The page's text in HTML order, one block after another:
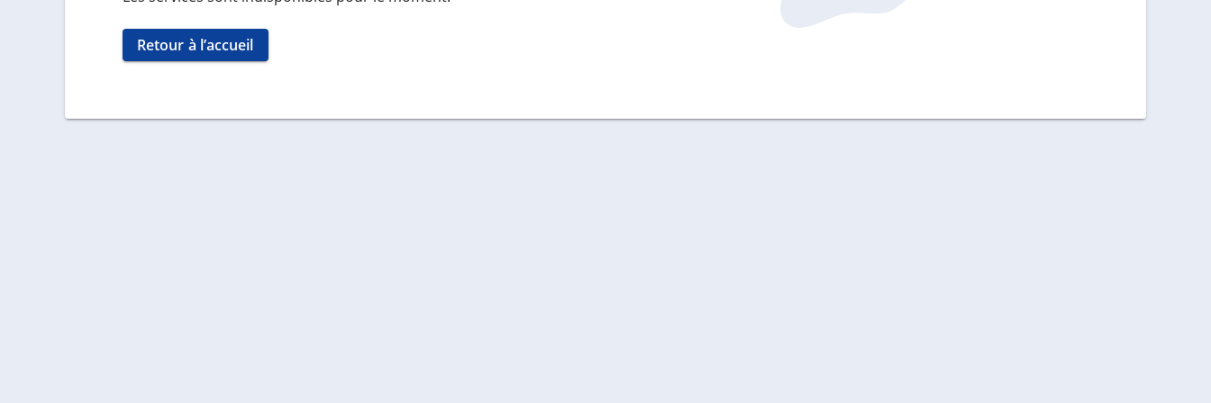
Retour à l’accueil